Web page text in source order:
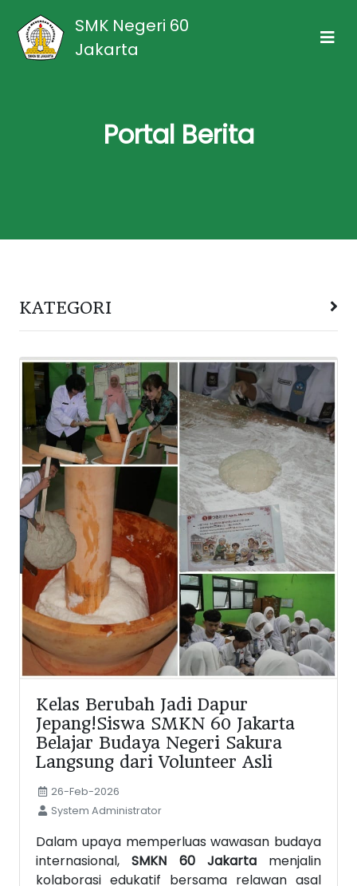
SMK Negeri 60
Jakarta
Portal Berita
KATEGORI
Kelas Berubah Jadi Dapur
Jepang!Siswa SMKN 60 Jakarta
Belajar Budaya Negeri Sakura
Langsung dari Volunteer Asli
26-Feb-2026
System Administrator
Dalam upaya memperluas wawasan budaya
internasional,SMKN 60 Jakartamenjalin
kolaborasi edukatif bersama relawan asal